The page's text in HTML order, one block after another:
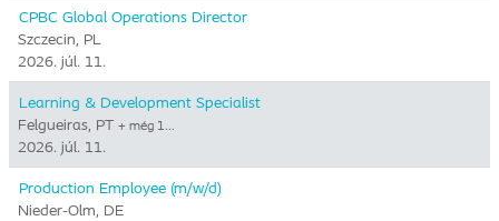
CPBC Global Operations Director
Szczecin, PL
2026. júl. 11.
Learning & Development Specialist
Felgueiras, PT + még 1…
2026. júl. 11.
Production Employee (m/w/d)
Nieder-Olm, DE